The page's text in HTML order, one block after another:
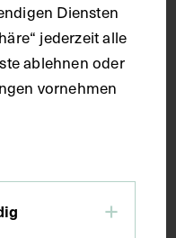
20,8 cm
Diensten
jederzeit alle
ablehnen oder
vornehmen